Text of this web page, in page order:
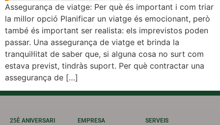
Assegurança de viatge: Per què és important i com triar
la millor opció Planificar un viatge és emocionant, però
també és important ser realista: els imprevistos poden
passar. Una assegurança de viatge et brinda la
tranquil·litat de saber que, si alguna cosa no surt com
estava previst, tindràs suport. Per què contractar una
assegurança de […]
25È ANIVERSARI EMPRESA SERVEIS